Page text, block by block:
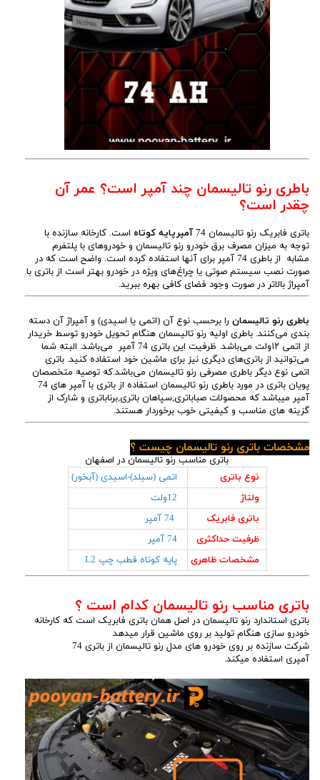
باطری رنو تالیسمان چند آمپر است؟ عمر آن
چقدر است؟
باتری فابریک رنو تالیسمان 74 آمپرپایه کوتاه است. کارخانه سازنده با
توجه به میزان مصرف برق خودرو رنو تالیسمان و خودروهای با پلتفرم
مشابه از باطری 74 آمپر برای آنها استفاده کرده است. واضح است که در
صورت نصب سیستم صوتی یا چراغ‌های ویژه در خودرو بهتر است از باتری با
آمپراژ بالاتر در صورت وجود فضای کافی بهره ببرید.
باطری رنو تالیسمان را برحسب نوع آن (اتمی یا اسیدی) و آمپراژ آن دسته
بندی می‌کنند. باطری اولیه رنو تالیسمان هنگام تحویل خودرو توسط خریدار
از اتمی ۱۲ولت می‌باشد. ظرفیت این باتری 74 آمپر می‌باشد. البته شما
می‌توانید از باتری‌های دیگری نیز برای ماشین خود استفاده کنید. باتری
اتمی نوع دیگر باطری مصرفی رنو تالیسمان می‌باشد.که توصیه متخصصان
پویان باتری در مورد باطری رنو تالیسمان استفاده از باتری با آمپر های 74
آمپر میباشد که محصولات صباباتری,سپاهان باتری,برناباتری و شارک از
گزینه های مناسب و کیفیتی خوب برخوردار هستند.
مشخصات باتری رنو تالیسمان چیست ؟
باتری مناسب رنو تالیسمان در اصفهان
نوع باتری
اتمی (سیلد)-اسیدی (آبخور)
ولتاژ
باتری فابریک
ظرفیت حداکثری
مشخصات ظاهری
پایه کوتاه قطب چپ L2
باتری مناسب رنو تالیسمان کدام است ؟
باتری استاندارد رنو تالیسمان در اصل همان باتری فابریک است که کارخانه
خودرو سازی هنگام تولید بر روی ماشین قرار میدهد
شرکت سازنده بر روی خودرو های مدل رنو تالیسمان از باتری 74
آمپری استفاده میکند.